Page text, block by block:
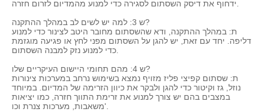
ש 3: למה יש לשים לב במהלך ההתקנה?
ת: במהלך ההתקנה, ודא שהשסתום מחובר היטב לצינור כדי למנוע
דליפה. יחד עם זאת, יש להגן על השסתום מפני לחץ או פגיעה מוגזמת
ש 4: מהם תחומי היישום העיקריים שלו?
ת: שסתום קפיצי פליז מזויף נמצא בשימוש נרחב במערכות צינורות
נוזל, גז וקיטור כדי להגן ולבקר את כיוון הזרימה של המדיום. במיוחד
במצבים בהם יש צורך למנוע את זרימת התווך חזרה, כמו יציאות
משאבות, מערכות צנרת וכו'.